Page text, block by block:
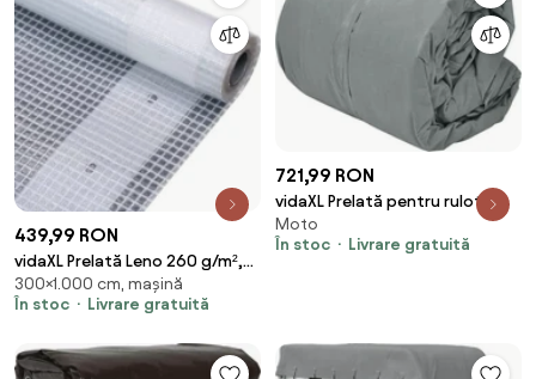
439,99 RON
vidaXL Prelată Leno 260 g/m²,
alb, 3 x 10 m
300×1.000 cm, mașină
În stoc
Livrare gratuită
721,99 RON
vidaXL Prelată pentru rulotă,
gri, L
Moto
În stoc
Livrare gratuită